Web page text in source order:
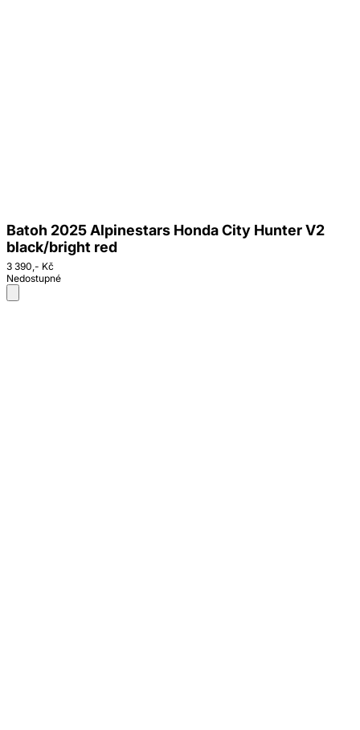
Batoh 2025 Alpinestars Honda City Hunter V2
black/bright red
3 390,- Kč
Nedostupné